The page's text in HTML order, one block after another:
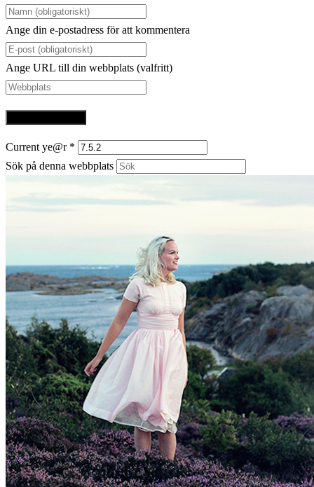
Ange din e-postadress för att kommentera
Ange URL till din webbplats (valfritt)
Current ye@r *
Sök på denna webbplats